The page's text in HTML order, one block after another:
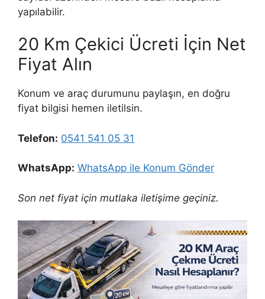
yapılabilir.
20 Km Çekici Ücreti İçin Net
Fiyat Alın
Konum ve araç durumunu paylaşın, en doğru
fiyat bilgisi hemen iletilsin.
Telefon: 0541 541 05 31
WhatsApp: WhatsApp ile Konum Gönder
Son net fiyat için mutlaka iletişime geçiniz.